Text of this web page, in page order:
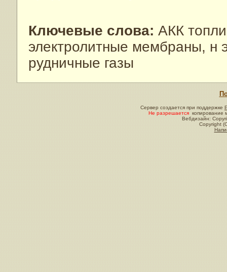
Ключевые слова: АКК
электролитные мембраны, н
рудничные газы
Сервер создается при поддержке
Не разрешается копирование
Вебдизайн:
Copyright